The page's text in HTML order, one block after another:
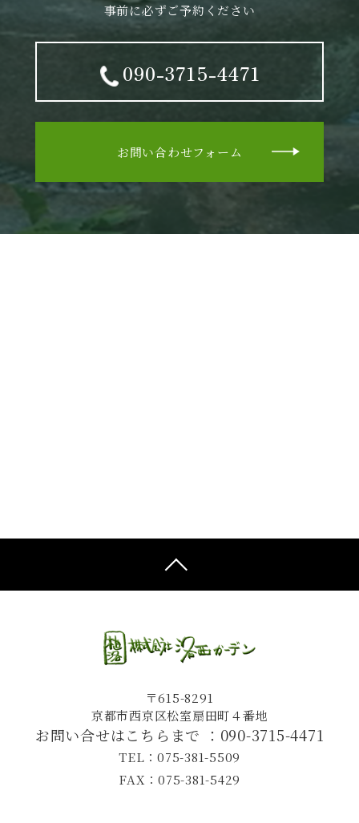
事前に必ずご予約ください
090-3715-4471
お問い合わせフォーム
〒615-8291
京都市西京区松室扇田町４番地
お問い合せはこちらまで ： 090-3715-4471
TEL：075-381-5509
FAX：075-381-5429